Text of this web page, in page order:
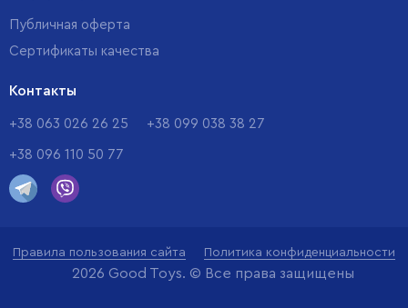
Публичная оферта
Сертификаты качества
Контакты
+38 063 026 26 25 +38 099 038 38 27
+38 096 110 50 77
Правила пользования сайта Политика конфиденциальности
2026 Good Toys. © Все права защищены